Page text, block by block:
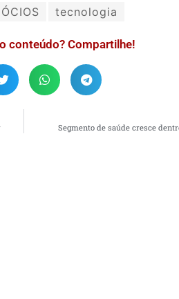
tecnologia
conteúdo? Compartilhe!
Segmento de saúde cresce